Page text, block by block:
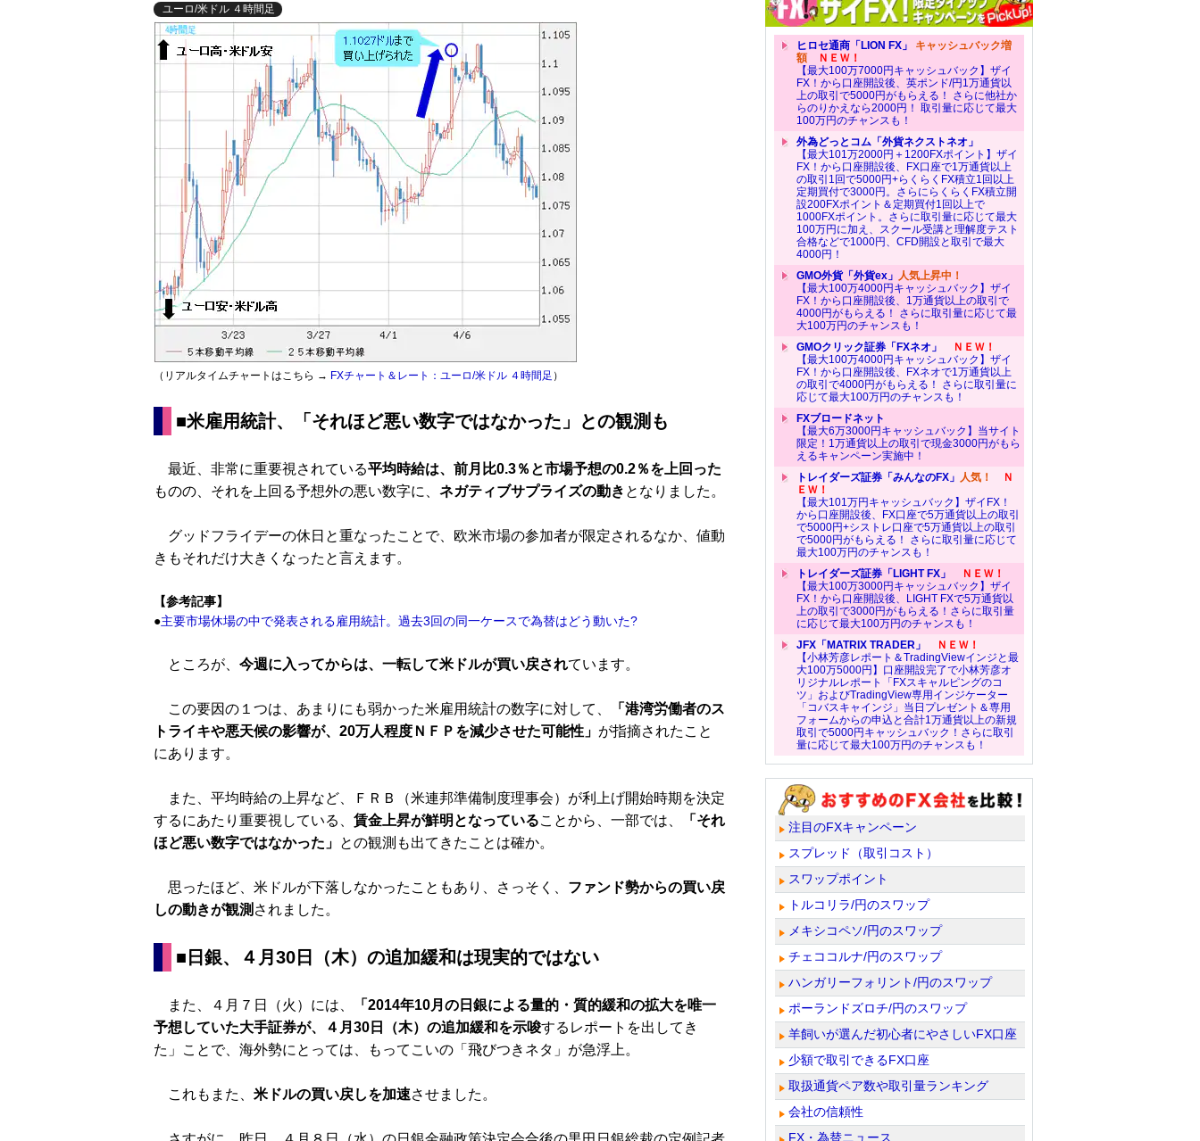
ユーロ/米ドル ４時間足
（リアルタイムチャートはこちら → FXチャート＆レート：ユーロ/米ドル ４時間足 ）
■米雇用統計、「それほど悪い数字ではなかった」との観測も
最近、非常に重要視されている平均時給は、前月比0.3％と市場予想の0.2％を上回った
ものの、それを上回る予想外の悪い数字に、 ネガティブサプライズの動き となりました。
グッドフライデーの休日と重なったことで、欧米市場の参加者が限定されるなか、値動
きもそれだけ大きくなったと言えます。
【参考記事】
●主要市場休場の中で発表される雇用統計。過去3回の同一ケースで為替はどう動いた?
ところが、 今週に入ってからは、一転して米ドルが買い戻されています。
この要因の１つは、あまりにも弱かった米雇用統計の数字に対して、
「港湾労働者のス
トライキや悪天候の影響が、20万人程度ＮＦＰを減少させた可能性」 が指摘されたこと
にあります。
また、平均時給の上昇など、ＦＲＢ（米連邦準備制度理事会）が利上げ開始時期を決定
するにあたり重要視している、 賃金上昇が鮮明となっていることから、一部では、
「それ
ほど悪い数字ではなかった」 との観測も出てきたことは確か。
思ったほど、米ドルが下落しなかったこともあり、さっそく、 ファンド勢からの買い戻
しの動きが観測 されました。
■日銀、４月30日（木）の追加緩和は現実的ではない
また、４月７日（火）には、
「2014年10月の日銀による量的・質的緩和の拡大を唯一
予想していた大手証券が、
４月30日（木）の追加緩和を示唆するレポートを出してき
た」ことで、海外勢にとっては、もってこいの「飛びつきネタ」が急浮上。
これもまた、 米ドルの買い戻しを加速させました。
ヒロセ通商「LION FX」 キャッシュバック増
額ＮＥＷ！
【最大100万7000円キャッシュバック】ザイ
FX！から口座開設後、英ポンド/円1万通貨以
上の取引で5000円がもらえる！ さらに他社か
らのりかえなら2000円！ 取引量に応じて最大
100万円のチャンスも！
外為どっとコム「外貨ネクストネオ」
【最大101万2000円＋1200FXポイント】ザイ
FX！から口座開設後、FX口座で1万通貨以上
の取引1回で5000円+らくらくFX積立1回以上
定期買付で3000円。さらにらくらくFX積立開
設200FXポイント＆定期買付1回以上で
1000FXポイント。さらに取引量に応じて最大
100万円に加え、スクール受講と理解度テスト
合格などで1000円、CFD開設と取引で最大
4000円！
GMO外貨「外貨ex」 人気上昇中！
【最大100万4000円キャッシュバック】ザイ
FX！から口座開設後、1万通貨以上の取引で
4000円がもらえる！ さらに取引量に応じて最
大100万円のチャンスも！
GMOクリック証券「FXネオ」
ＮＥＷ！
【最大100万4000円キャッシュバック】ザイ
FX！から口座開設後、FXネオで1万通貨以上
の取引で4000円がもらえる！ さらに取引量に
応じて最大100万円のチャンスも！
FXブロードネット
【最大6万3000円キャッシュバック】当サイト
限定！1万通貨以上の取引で現金3000円がもら
えるキャンペーン実施中！
トレイダーズ証券「みんなのFX」 人気！
Ｎ
ＥＷ！
【最大101万円キャッシュバック】ザイFX！
から口座開設後、FX口座で5万通貨以上の取引
で5000円+シストレ口座で5万通貨以上の取引
で5000円がもらえる！ さらに取引量に応じて
最大100万円のチャンスも！
トレイダーズ証券「LIGHT FX」
ＮＥＷ！
【最大100万3000円キャッシュバック】ザイ
FX！から口座開設後、LIGHT FXで5万通貨以
上の取引で3000円がもらえる！さらに取引量
に応じて最大100万円のチャンスも！
JFX「MATRIX TRADER」
ＮＥＷ！
【小林芳彦レポート＆TradingViewインジと最
大100万5000円】口座開設完了で小林芳彦オ
リジナルレポート「FXスキャルピングのコ
ツ」およびTradingView専用インジケーター
「コバスキャインジ」当日プレゼント＆専用
フォームからの申込と合計1万通貨以上の新規
取引で5000円キャッシュバック！さらに取引
量に応じて最大100万円のチャンスも！
注目のFXキャンペーン
スプレッド（取引コスト）
スワップポイント
トルコリラ/円のスワップ
メキシコペソ/円のスワップ
チェココルナ/円のスワップ
ハンガリーフォリント/円のスワップ
ポーランドズロチ/円のスワップ
羊飼いが選んだ初心者にやさしいFX口座
少額で取引できるFX口座
取扱通貨ペア数や取引量ランキング
会社の信頼性
FX・為替ニュース